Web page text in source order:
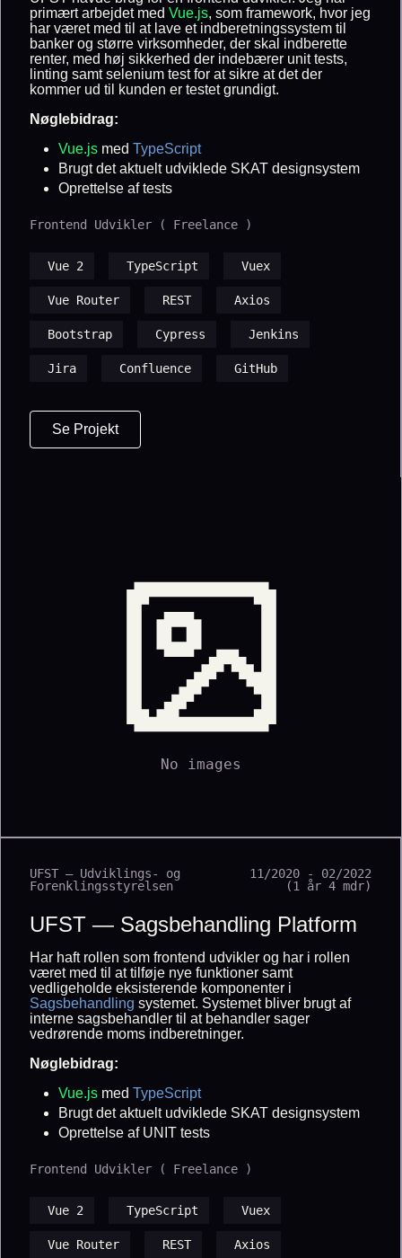
primært arbejdet med Vue.js, som framework, hvor jeg
har været med til at lave et indberetningssystem til
banker og større virksomheder, der skal indberette
renter, med høj sikkerhed der indebærer unit tests,
linting samt selenium test for at sikre at det der
kommer ud til kunden er testet grundigt.
Nøglebidrag:
Vue.js med TypeScript
Brugt det aktuelt udviklede SKAT designsystem
Oprettelse af tests
Frontend Udvikler ( Freelance )
Vue 2 TypeScript Vuex
Vue Router REST Axios
Bootstrap Cypress Jenkins
Jira Confluence GitHub
Se Projekt
No images
UFST — Udviklings- og
Forenklingsstyrelsen
11/2020 - 02/2022
(1 år 4 mdr)
UFST — Sagsbehandling Platform
Har haft rollen som frontend udvikler og har i rollen
været med til at tilføje nye funktioner samt
vedligeholde eksisterende komponenter i
Sagsbehandling systemet. Systemet bliver brugt af
interne sagsbehandler til at behandler sager
vedrørende moms indberetninger.
Nøglebidrag:
Vue.js med TypeScript
Brugt det aktuelt udviklede SKAT designsystem
Oprettelse af UNIT tests
Frontend Udvikler ( Freelance )
Vue 2 TypeScript Vuex
Vue Router REST Axios